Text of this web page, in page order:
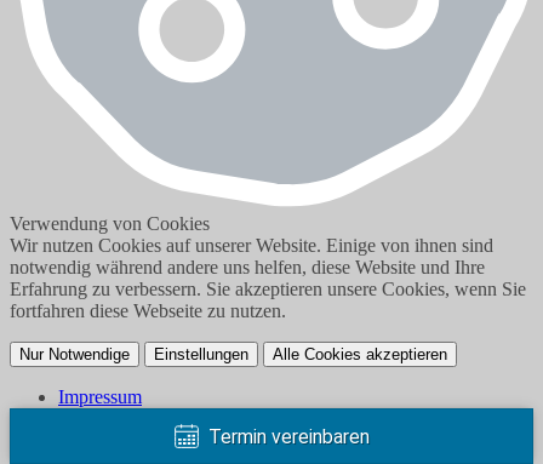
Verwendung von Cookies
Wir nutzen Cookies auf unserer Website. Einige von ihnen sind
notwendig während andere uns helfen, diese Website und Ihre
Erfahrung zu verbessern. Sie akzeptieren unsere Cookies, wenn Sie
fortfahren diese Webseite zu nutzen.
Nur Notwendige Einstellungen Alle Cookies akzeptieren
Impressum
Termin vereinbaren